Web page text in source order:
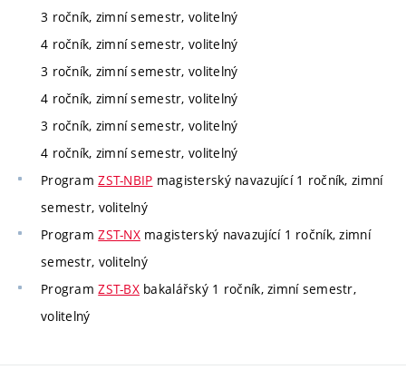
3 ročník, zimní semestr, volitelný
4 ročník, zimní semestr, volitelný
3 ročník, zimní semestr, volitelný
4 ročník, zimní semestr, volitelný
3 ročník, zimní semestr, volitelný
4 ročník, zimní semestr, volitelný
ProgramZST-NBIP magisterský navazující 1 ročník, zimní
semestr, volitelný
ProgramZST-NXmagisterský navazující 1 ročník, zimní
semestr, volitelný
ProgramZST-BXbakalářský 1 ročník, zimní semestr,
volitelný